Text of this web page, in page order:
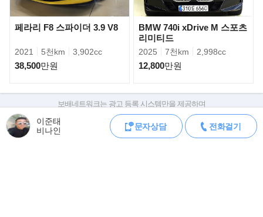
그대로 적용됐다. 또 라디에이터 그릴이나 휠 디자인도 한층 뚜렷하
고 스포티해졌다. 하드톱은 전동으로
개폐되며 시동 버튼, 열선 시트,터치 스크린 등이 적용됐다.
658cc 3기통 가솔린 터보 엔진은 최고출력 64마력, 최대토크
9.3kg.m의 힘을 낸다. 초라해 보일 수 있는
LSD도 채용됐다.
페라리 F8 스파이더 3.9 V8
2021 5천km 3,902cc
38,500만원
BMW 740i xDrive M 스포츠
리미티드
2025 7천km 2,998cc
12,800만원
이준태
비나인
문자상담 전화걸기
보배네트워크는 광고 등록 시스템만을 제공하며
판매자가 직접 등록한 내용에 대한 모든 책임은 판매자에게 있습니다.
차량 구매 시 차량등록증, 성능점검기록부, 실제 차량 상태,
차대번호 조회로 직접 정보를 확인하세요.